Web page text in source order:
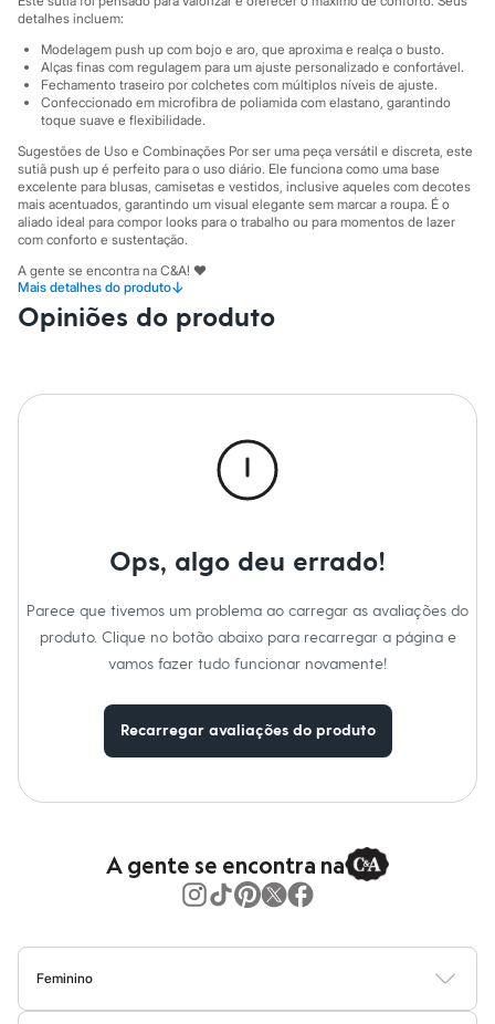
Marcas
City
Clock House
Mindset
Sawary
Yessica
Acessórios
Blusas
Calçados
Leggings
Shorts e Bermudas
Moda íntima
Calcinhas
Cintas e Modeladores
Meias
Moda praia
Biquínis
Casacos e Jaquetas
Shorts e Saias
Vestidos
Bermudas
Camisas
Casacos e Jaquetas
Chapéus e Bonés
Cintos
Óculos
detalhes incluem:
Modelagem push up com bojo e aro, que aproxima e realça o busto.
Alças finas com regulagem para um ajuste personalizado e confortável.
Fechamento traseiro por colchetes com múltiplos níveis de ajuste.
Confeccionado em microfibra de poliamida com elastano, garantindo
toque suave e flexibilidade.
Sugestões de Uso e Combinações Por ser uma peça versátil e discreta, este
sutiã push up é perfeito para o uso diário. Ele funciona como uma base
excelente para blusas, camisetas e vestidos, inclusive aqueles com decotes
mais acentuados, garantindo um visual elegante sem marcar a roupa. É o
aliado ideal para compor looks para o trabalho ou para momentos de lazer
com conforto e sustentação.
A gente se encontra na C&A! ❤
A Modelo veste tamanho P.Suas medidas são:
Altura: 170cm / Busto: 72cm / Cintura: 60cm / Quadril: 81cm.
Mais detalhes do produto↓
Opiniões do produto
Ops, algo deu errado!
Parece que tivemos um problema ao carregar as avaliações do
produto. Clique no botão abaixo para recarregar a página e
vamos fazer tudo funcionar novamente!
Recarregar avaliações do produto
A gente se encontra na
Feminino
BlusasCalçasVestidosSaiasCasacosModa PraiaModa Íntima